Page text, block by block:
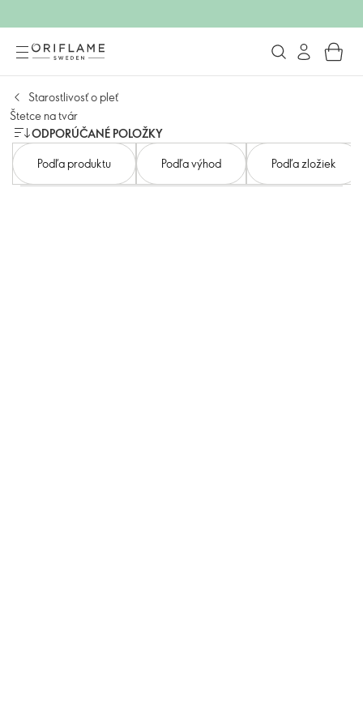
Starostlivosť o pleť
Štetce na tvár
ODPORÚČANÉ POLOŽKY
Podľa produktu
Podľa výhod Podľa zložiek